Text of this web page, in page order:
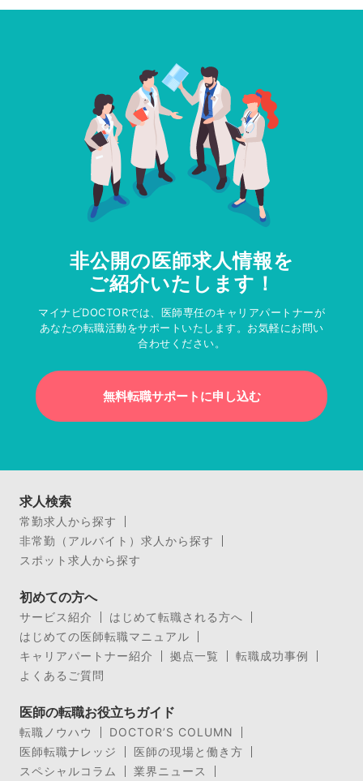
非公開の医師求人情報を
ご紹介いたします！
マイナビDOCTORでは、医師専任のキャリアパートナーが
あなたの転職活動をサポートいたします。お気軽にお問い
合わせください。
無料転職サポートに申し込む
求人検索
常勤求人から探す
非常勤（アルバイト）求人から探す
スポット求人から探す
初めての方へ
サービス紹介
はじめて転職される方へ
はじめての医師転職マニュアル
キャリアパートナー紹介
拠点一覧
転職成功事例
よくあるご質問
医師の転職お役立ちガイド
転職ノウハウ
DOCTOR’S COLUMN
医師転職ナレッジ
医師の現場と働き方
スペシャルコラム
業界ニュース